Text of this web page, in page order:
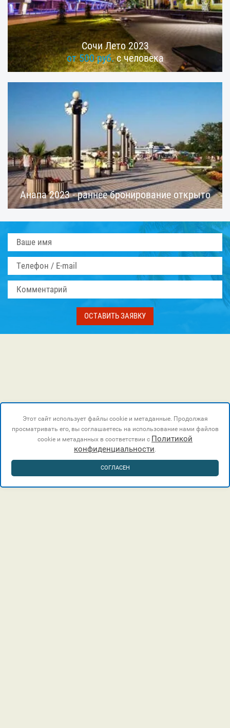
Сочи Лето 2023
от 500 руб.с человека
Анапа 2023 - раннее бронирование открыто
ОСТАВИТЬ ЗАЯВКУ
Этот сайт использует файлы cookie и метаданные. Продолжая
просматривать его, вы соглашаетесь на использование нами файлов
cookie и метаданных в соответствии с Политикой
конфиденциальности.
СОГЛАСЕН